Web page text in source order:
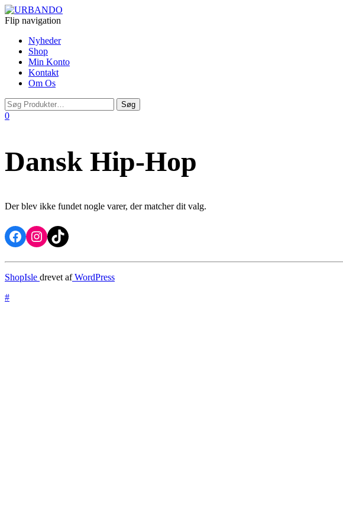
Flip navigation
Nyheder
Shop
Min Konto
Kontakt
Om Os
0
Dansk Hip-Hop
Der blev ikke fundet nogle varer, der matcher dit valg.
Facebook
Instagram
TikTok
ShopIsle drevet afWordPress
#